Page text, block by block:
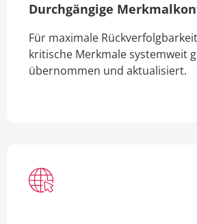
Durchgängige
Für maximale
kritische Merkmale systemweit
übernommen und aktualisiert.